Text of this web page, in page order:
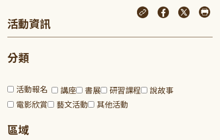
活動資訊
分類
活動報名 講座 書展 研習課程
說故事
電影欣賞
藝文活動 其他活動
區域